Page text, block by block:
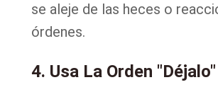
se aleje de las heces o
órdenes.
4. Usa La Orden "Déjalo"